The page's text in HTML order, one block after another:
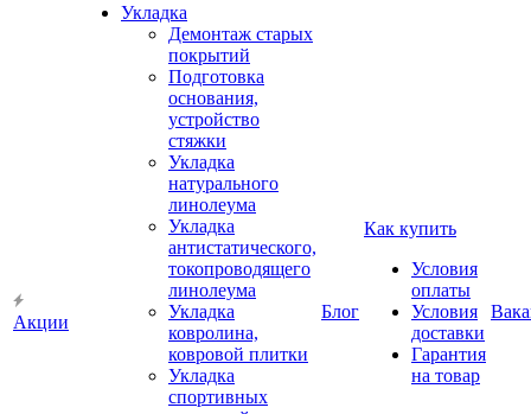
Акции
Укладка
Демонтаж старых
покрытий
Подготовка
основания,
устройство
стяжки
Укладка
натурального
линолеума
Укладка
антистатического,
токопроводящего
линолеума
Укладка
ковролина,
ковровой плитки
Укладка
спортивных
Блог
Как купить
Условия
оплаты
Условия
доставки
Гарантия
на товар